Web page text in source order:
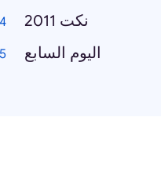
نكت 2011
اليوم السابع